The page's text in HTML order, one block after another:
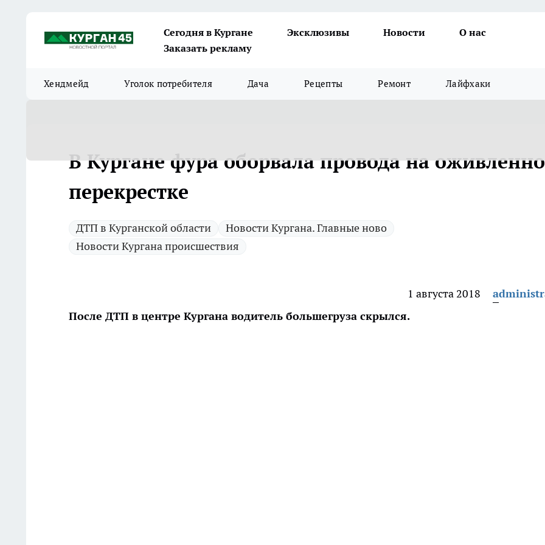
Сегодня в Кургане Эксклюзивы Новости
О нас
Заказать рекламу
Хендмейд Уголок потребителя Дача Рецепты Ремонт Лайфхаки
В Кургане фура оборвала провода на
перекрестке
ДТП в Курганской области
Новости Кургана. Главные ново
Новости Кургана происшествия
1 августа 2018
После ДТП в центре Кургана водитель большегруза скрылся.